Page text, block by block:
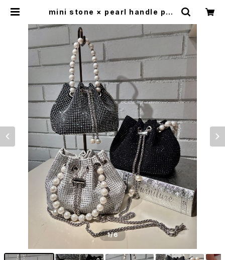
mini stone × pearl handle poc
キラキラ ストーン パール 巾着 シル
バーチェーン ストラップ | LOOSEH
OUSE
1/6